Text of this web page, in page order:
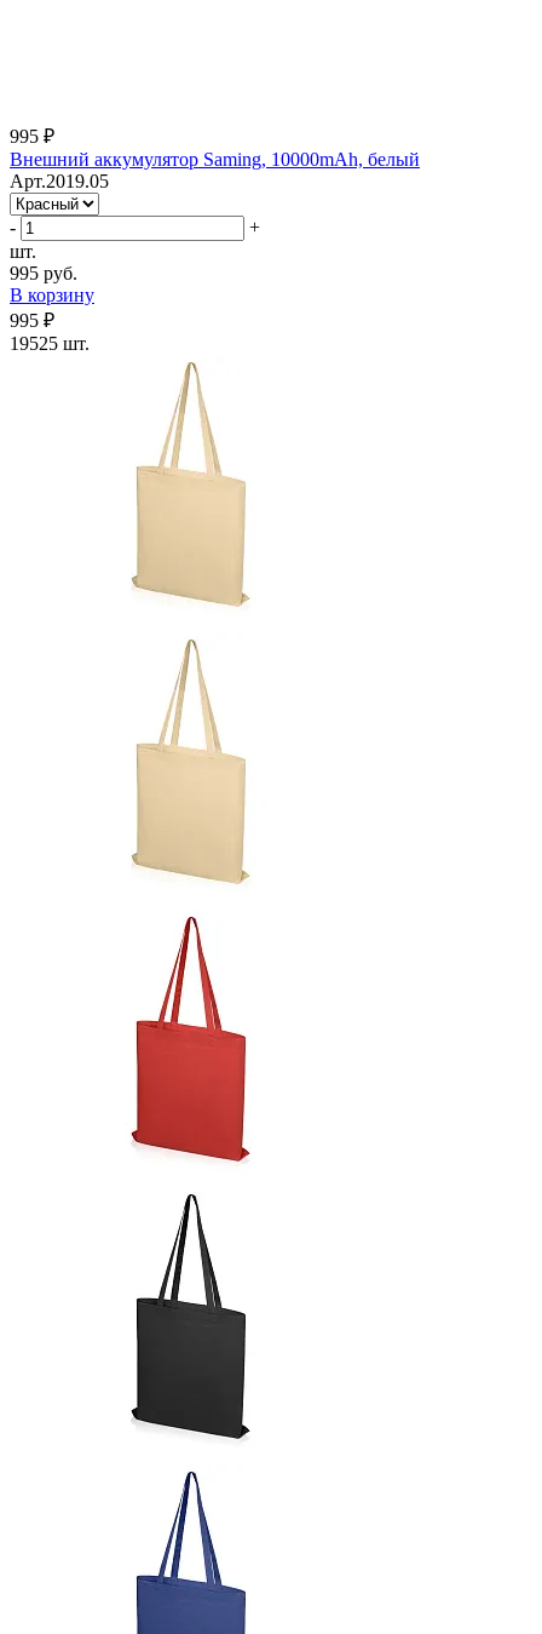
995 ₽
Внешний аккумулятор Saming, 10000mAh, белый
Арт.2019.05
-
+
шт.
995 руб.
В корзину
995 ₽
19525 шт.